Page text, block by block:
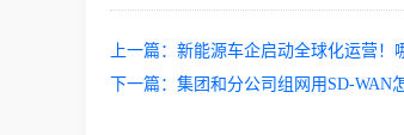
上一篇： 新能源车企启动全球化运营！
下一篇： 集团和分公司组网用SD-WAN